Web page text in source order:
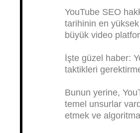
YouTube SEO
tarihinin en yüksek
büyük video
İşte güzel haber:
taktikleri
Bunun yerine,
temel unsurlar
etmek ve